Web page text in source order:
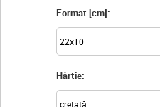
Format [cm]:
Hârtie: